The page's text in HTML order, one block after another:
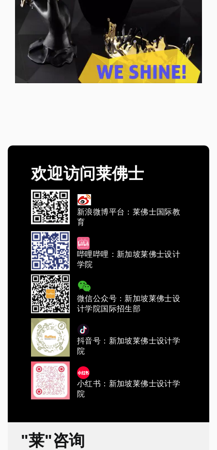
欢迎访问莱佛士
新浪微博平台：莱佛士国际教
育
哔哩哔哩：新加坡莱佛士设计
学院
微信公众号：新加坡莱佛士设
计学院国际招生部
抖音号：新加坡莱佛士设计学
院
小红书：新加坡莱佛士设计学
院
"莱"咨询